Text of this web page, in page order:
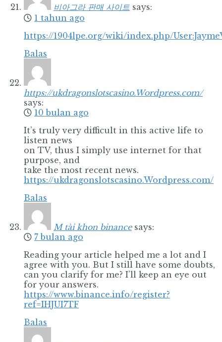
비아그라 판매 사이트 says:
1 tahun ago
https://1904lpe.org/wiki/index.php/
Balas
https://ukdragonslotscasino.Wordpress.com/
says:
10 bulan ago
It’s truly very difficult in this active life to
listen news
on TV, thus I simply use internet for that
purpose, and
take the most recent news.
https://ukdragonslotscasino.Wordpress.com/
Balas
M tài khon binance says:
7 bulan ago
Reading your article helped me a lot and I
agree with you. But I still have some doubts,
can you clarify for me? I’ll keep an eye out
for your answers.
https://www.binance.info/register?
ref=IHJUI7TF
Balas